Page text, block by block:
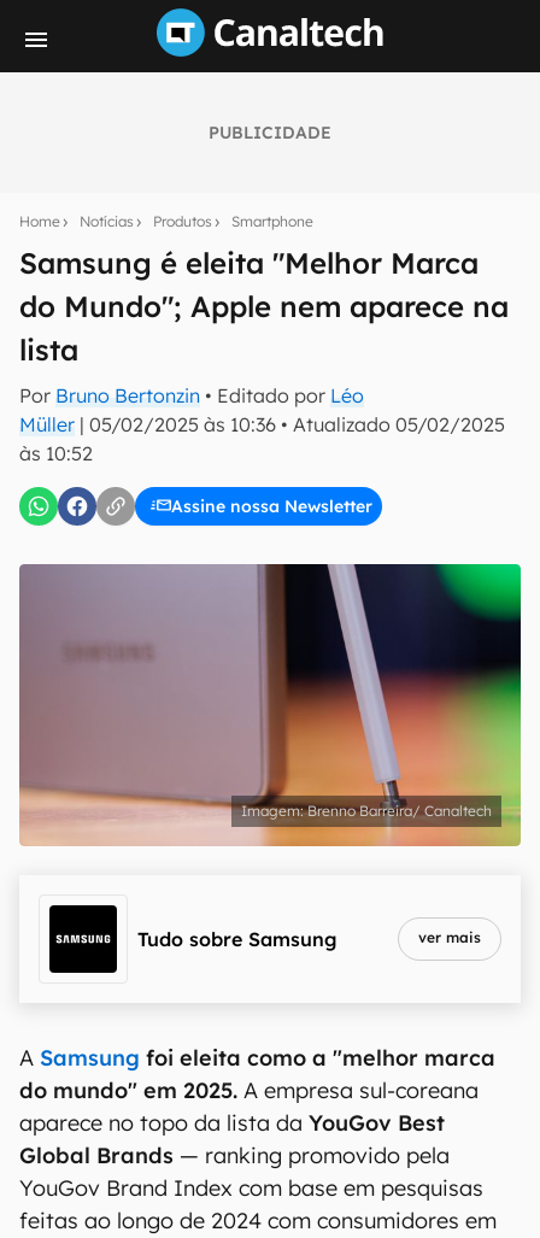
PUBLICIDADE
Home Notícias Produtos Smartphone
Samsung é eleita "Melhor Marca
do Mundo"; Apple nem aparece na
lista
Por Bruno Bertonzin • Editado por Léo
Müller | 05/02/2025 às 10:36 • Atualizado 05/02/2025
às 10:52
Assine nossa Newsletter
notícias e reviews sobre tecnologia em primeira
E-mail
inscreva-se
Uso e Política de Privacidade do Canaltech.
Brenno Barreira/ Canaltech
Tudo sobre Samsung ver mais
A Samsung foi eleita como a "melhor marca
do mundo" em 2025. A empresa sul-coreana
aparece no topo da lista da YouGov Best
Global Brands — ranking promovido pela
YouGov Brand Index com base em pesquisas
feitas ao longo de 2024 com consumidores em